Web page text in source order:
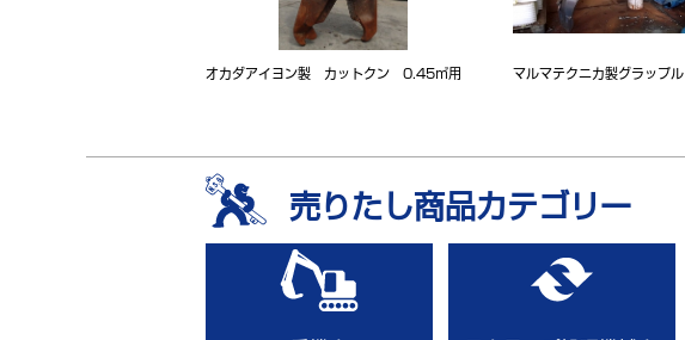
オカダアイヨン製 カットクン 0.45㎥用 マルマテクニカ製グラップル
売りたし商品カテゴリー